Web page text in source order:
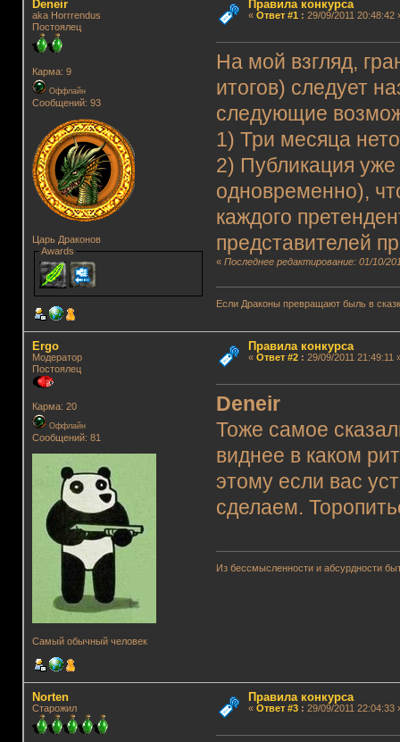
Deneir
aka Horrrendus
Постоялец
Карма: 9
Оффлайн
Сообщений: 93
Царь Драконов
Awards
Правила конкурса
« Ответ #1 : 29/09/2011 20:48:42
На мой взгляд,
итогов) следует
следующие
1) Три месяца
2) Публикация
одновременно),
каждого
представителей
«Последнее редактирование: 01/10/
Если Драконы превращают быль в
Ergo
Модератор
Постоялец
Карма: 20
Оффлайн
Сообщений: 81
Самый обычный человек
Правила конкурса
« Ответ #2: 29/09/2011 21:49:11
Deneir
Тоже самое
виднее в каком
этому если вас
сделаем.
Из бессмысленности и абсурдности
Norten
Старожил
Правила конкурса
« Ответ #3: 29/09/2011 22:04:33